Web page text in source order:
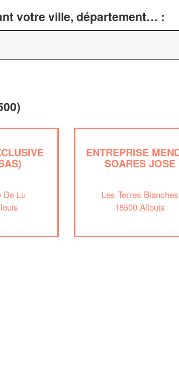
votre ville, département… :
De Lu
ENTREPRISE
SOARES JOSE
Les Terres Blanches
18500 Allouis